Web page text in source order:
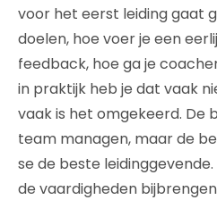
voor het eerst leiding gaat
doelen, hoe voer je een
feedback, hoe ga je
in praktijk heb je dat vaak
vaak is het omgekeerd.
team managen, maar de
se de beste
de vaardigheden